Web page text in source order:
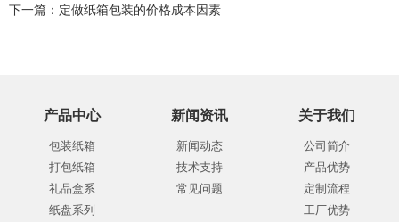
下一篇： 定做纸箱包装的价格成本因素
产品中心
包装纸箱
打包纸箱
礼品盒系
纸盘系列
新闻资讯
新闻动态
技术支持
常见问题
关于我们
公司简介
产品优势
定制流程
工厂优势